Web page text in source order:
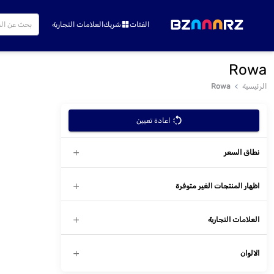
الفئات شريكالعلامات التجارية
Rowa
الرئيسية Rowa
اعادة تعيين
نطاق السعر
اظهار المنتجات الغير متوفرة
العلامات التجارية
الالوان